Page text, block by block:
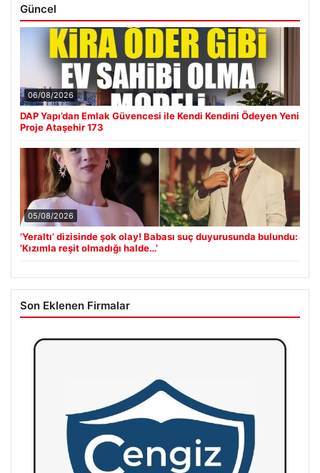
Güncel
06/08/2026
DAP Yapı’dan Emlak Güvencesi ile Kendi Kendini Ödeyen Yeni
Proje Ataşehir 173
05/08/2026
‘Yeraltı’ dizisinde şok olay! Babası suç duyurusunda bulundu:
‘Kızımla reşit olmadığı halde…’
Son Eklenen Firmalar